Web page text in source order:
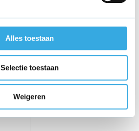
Alles toestaan
Selectie toestaan
Weigeren